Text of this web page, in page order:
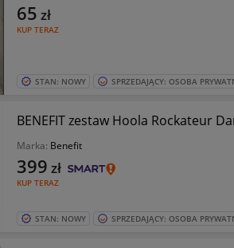
KUP TERAZ
65 zł
STAN: NOWY SPRZEDAJĄCY: OSOBA
BENEFIT zestaw Hoola Rockateur
Marka: Benefit
KUP TERAZ
399 zł
STAN: NOWY SPRZEDAJĄCY: OSOBA